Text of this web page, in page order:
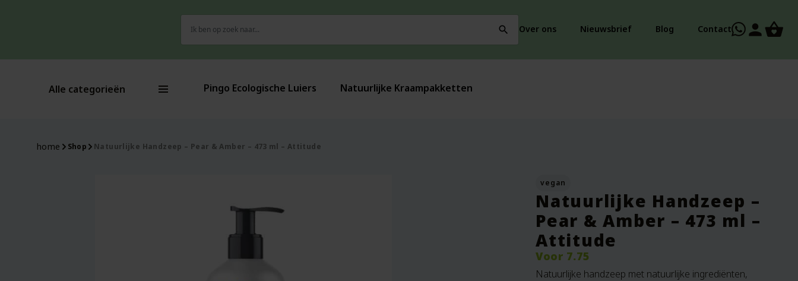
naar:
search Over ons Nieuwsbrief Blog Contact person
Alle categorieën Pingo Ecologische Luiers Natuurlijke Kraampakketten
home Shop Natuurlijke Handzeep – Pear & Amber – 473 ml – Attitude
vegan
Natuurlijke Handzeep –
Pear & Amber – 473 ml –
Attitude
Voor 7.75
Natuurlijke handzeep met natuurlijke ingrediënten,